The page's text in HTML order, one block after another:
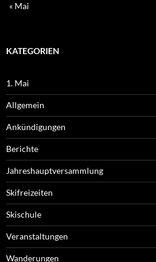
« Mai
KATEGORIEN
1. Mai
Allgemein
Ankündigungen
Berichte
Jahreshauptversammlung
Skifreizeiten
Skischule
Veranstaltungen
Wanderungen